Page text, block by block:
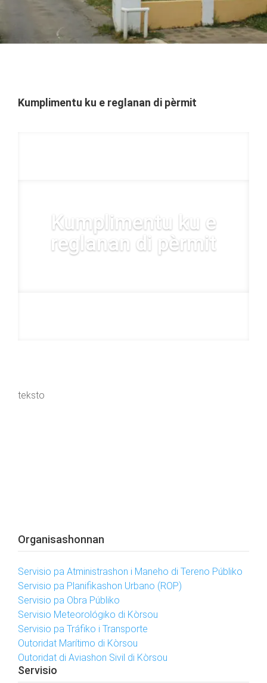
Kumplimentu ku e reglanan di pèrmit
Kumplimentu ku e
reglanan di pèrmit
teksto
Organisashonnan
Servisio pa Atministrashon i Maneho di Tereno Públiko
Servisio pa Planifikashon Urbano (ROP)
Servisio pa Obra Públiko
Servisio Meteorológiko di Kòrsou
Servisio pa Tráfiko i Transporte
Outoridat Marítimo di Kòrsou
Outoridat di Aviashon Sivil di Kòrsou
Servisio